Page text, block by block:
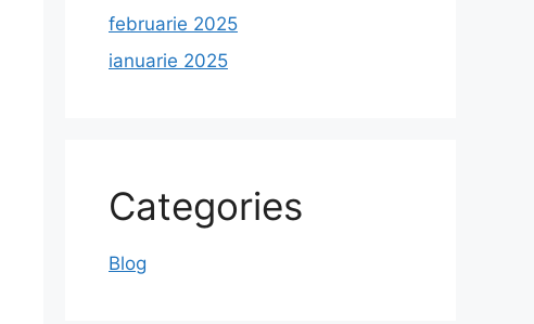
februarie 2025
ianuarie 2025
Categories
Blog